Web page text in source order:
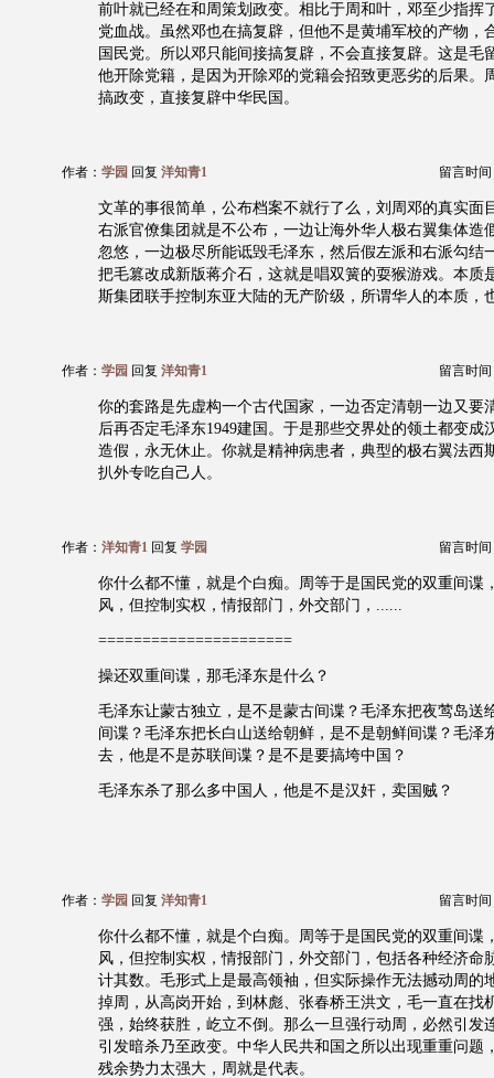
前叶就已经在和周策划政变。相比于周和叶，邓至少指挥
党血战。虽然邓也在搞复辟，但他不是黄埔军校的产物，
国民党。所以邓只能间接搞复辟，不会直接复辟。这是毛
他开除党籍，是因为开除邓的党籍会招致更恶劣的后果。
搞政变，直接复辟中华民国。
作者： 学园 回复 洋知青1 留言时间
文革的事很简单，公布档案不就行了么，刘周邓的真实面
右派官僚集团就是不公布，一边让海外华人极右翼集体造
忽悠，一边极尽所能诋毁毛泽东，然后假左派和右派勾结
把毛篡改成新版蒋介石，这就是唱双簧的耍猴游戏。本质
斯集团联手控制东亚大陆的无产阶级，所谓华人的本质，
作者： 学园 回复 洋知青1 留言时间
你的套路是先虚构一个古代国家，一边否定清朝一边又要
后再否定毛泽东1949建国。于是那些交界处的领土都变成
造假，永无休止。你就是精神病患者，典型的极右翼法西
扒外专吃自己人。
作者： 洋知青1 回复 学园 留言时间
你什么都不懂，就是个白痴。周等于是国民党的双重间谍
风，但控制实权，情报部门，外交部门，......
======================
操还双重间谍，那毛泽东是什么？
毛泽东让蒙古独立，是不是蒙古间谍？毛泽东把夜莺岛送
间谍？毛泽东把长白山送给朝鲜，是不是朝鲜间谍？毛泽
去，他是不是苏联间谍？是不是要搞垮中国？
毛泽东杀了那么多中国人，他是不是汉奸，卖国贼？
作者： 学园 回复 洋知青1 留言时间
你什么都不懂，就是个白痴。周等于是国民党的双重间谍
风，但控制实权，情报部门，外交部门，包括各种经济命
计其数。毛形式上是最高领袖，但实际操作无法撼动周的
掉周，从高岗开始，到林彪、张春桥王洪文，毛一直在找
强，始终获胜，屹立不倒。那么一旦强行动周，必然引发
引发暗杀乃至政变。中华人民共和国之所以出现重重问题
残余势力太强大，周就是代表。